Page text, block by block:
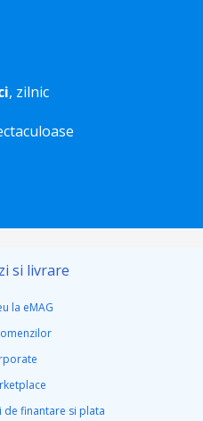
, zilnic
si livrare
la eMAG
de finantare si plata